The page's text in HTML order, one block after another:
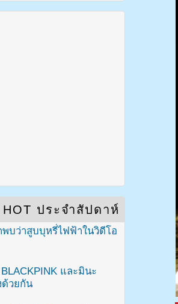
ประจำสัปดาห์
บว่าสูบบุหรี่ไฟฟ้าในวิดีโอ
และมินะ
ด้วยกัน